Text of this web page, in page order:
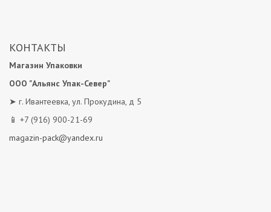
КОНТАКТЫ
Магазин Упаковки
OOO "Альянс Упак-Север"
➤ г. Ивантеевка, ул. Прокудина, д 5
📱 +7 (916) 900-21-69
magazin-pack@yandex.ru